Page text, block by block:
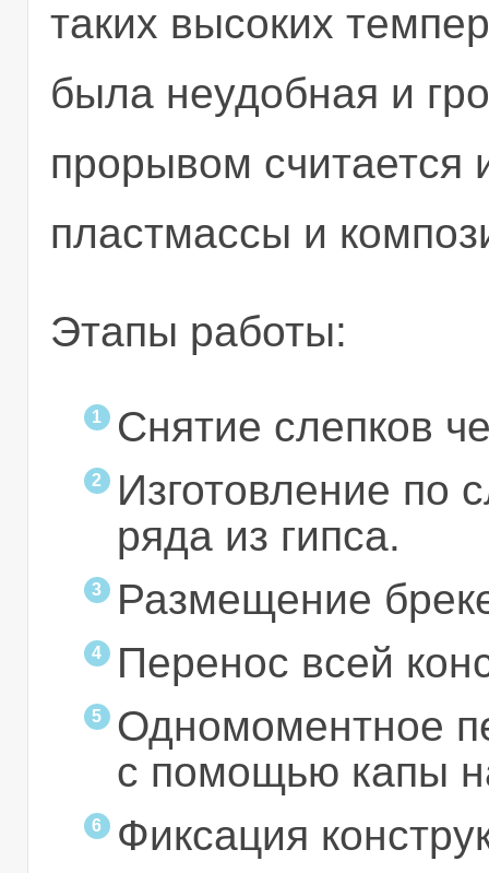
таких высоких
была неудобная и
прорывом считается
пластмассы и
Этапы работы:
Снятие слепков
Изготовление по
ряда из гипса.
Размещение
Перенос всей
Одномоментное
с помощью капы
Фиксация